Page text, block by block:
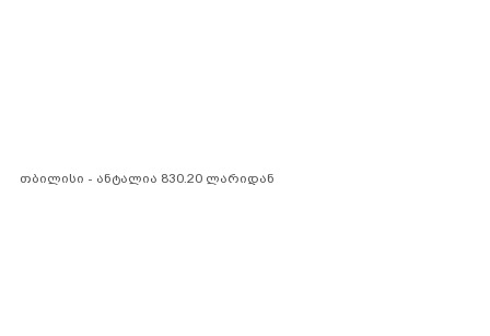
თბილისი - ანტალია 830.20 ლარიდან